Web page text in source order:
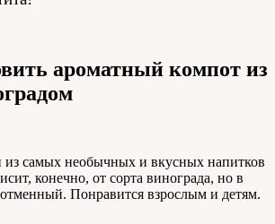
ароматный компот из
самых необычных и вкусных напитков
конечно, от сорта винограда, но в
Понравится взрослым и детям.